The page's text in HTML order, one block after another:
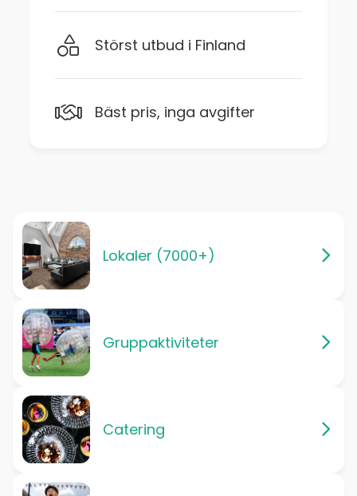
Störst utbud i Finland
Bäst pris, inga avgifter
Lokaler (7000+)
Gruppaktiviteter
Catering